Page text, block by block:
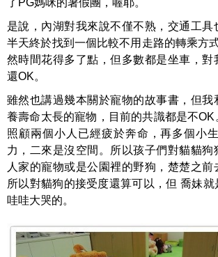
了PG媽咪的暑假團，喔耶。
是說，內湖對我來說不僅不熟，交通工具
半天終於找到一個比較不用走路的轉乘方
然時間花得多了點，但多數都是坐車，對
還OK。
雖然也講過幾本關於寵物的故事書，但我
養壽命太長的寵物，目前的共識都是不
照顧兩個小人已經疲於奔命，再多個小
力，二來是沒空間。所以孩子們對貓貓狗
人家的寵物或是公園裡的野狗，楚楚之前
所以對貓狗的接受度還算可以，但 喬妹
哇哇大哭的。